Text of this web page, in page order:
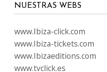
NUESTRAS WEBS
www.Ibiza-click.com
www.Ibiza-tickets.com
www.Ibizaeditions.com
www.tvclick.es